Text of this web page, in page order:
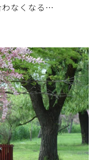
わなくなる…